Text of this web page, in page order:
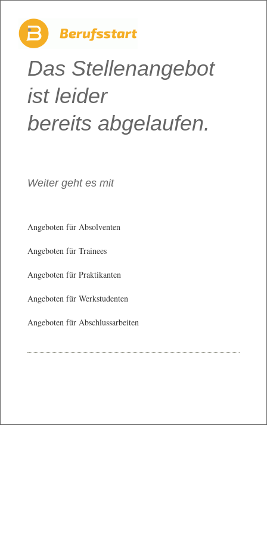
Das Stellenangebot
ist leider
bereits abgelaufen.
Weiter geht es mit
Angeboten für Absolventen
Angeboten für Trainees
Angeboten für Praktikanten
Angeboten für Werkstudenten
Angeboten für Abschlussarbeiten